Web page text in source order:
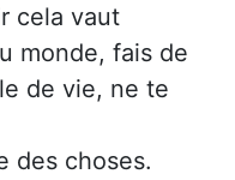
cela vaut
monde, fais de
de vie, ne te
des choses.